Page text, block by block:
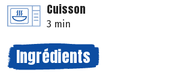
Cuisson
3 min
Ingrédients